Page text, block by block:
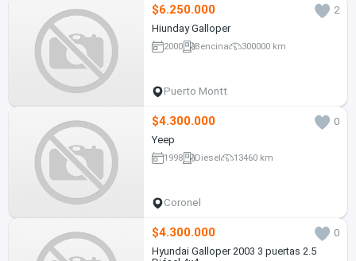
$6.250.000
2
Hiunday Galloper
2000 Bencina 300000 km
Puerto Montt
$4.300.000
0
Yeep
1998 Diesel 13460 km
Coronel
$4.300.000
0
Hyundai Galloper 2003 3 puertas 2.5